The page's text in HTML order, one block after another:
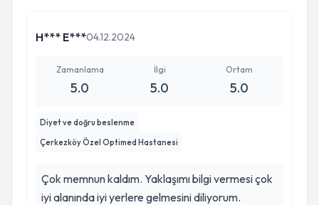
H*** E***04.12.2024
Zamanlama
5.0
İlgi
5.0
Ortam
5.0
Diyet ve doğru beslenme
Çerkezköy Özel Optimed Hastanesi
Çok memnun kaldım. Yaklaşımı bilgi vermesi çok
iyi alanında iyi yerlere gelmesini diliyorum.